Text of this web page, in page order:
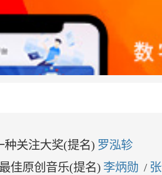
种关注大奖(提名) 罗泓轸
最佳原创音乐(提名) 李炳勋 /